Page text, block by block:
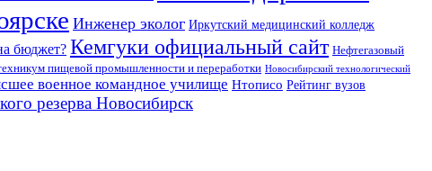
Инженер эколог Иркутский медицинский колледж
бюджет? Кемгуки официальный сайт Нефтегазовый
пищевой промышленности и переработки Новосибирский технологический
военное командное училище Нтописо Рейтинг вузов
резерва Новосибирск